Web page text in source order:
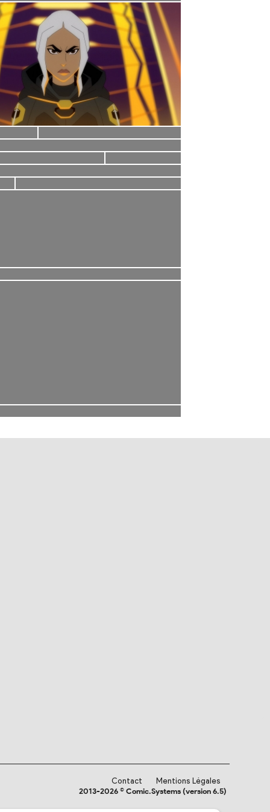
Contact
Mentions Légales
2013-2026 © Comic.Systems (version 6.5)